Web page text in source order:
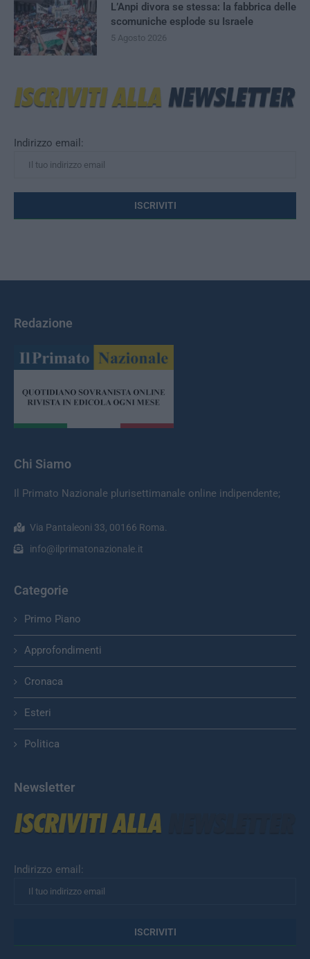
Indirizzo email:
L’Anpi divora se stessa: la fabbrica delle
scomuniche esplode su Israele
5 Agosto 2026
Redazione
Chi Siamo
Il Primato Nazionale plurisettimanale online indipendente;
Via Pantaleoni 33, 00166 Roma.
info@ilprimatonazionale.it
Categorie
Primo Piano
Approfondimenti
Cronaca
Esteri
Politica
Newsletter
Indirizzo email: